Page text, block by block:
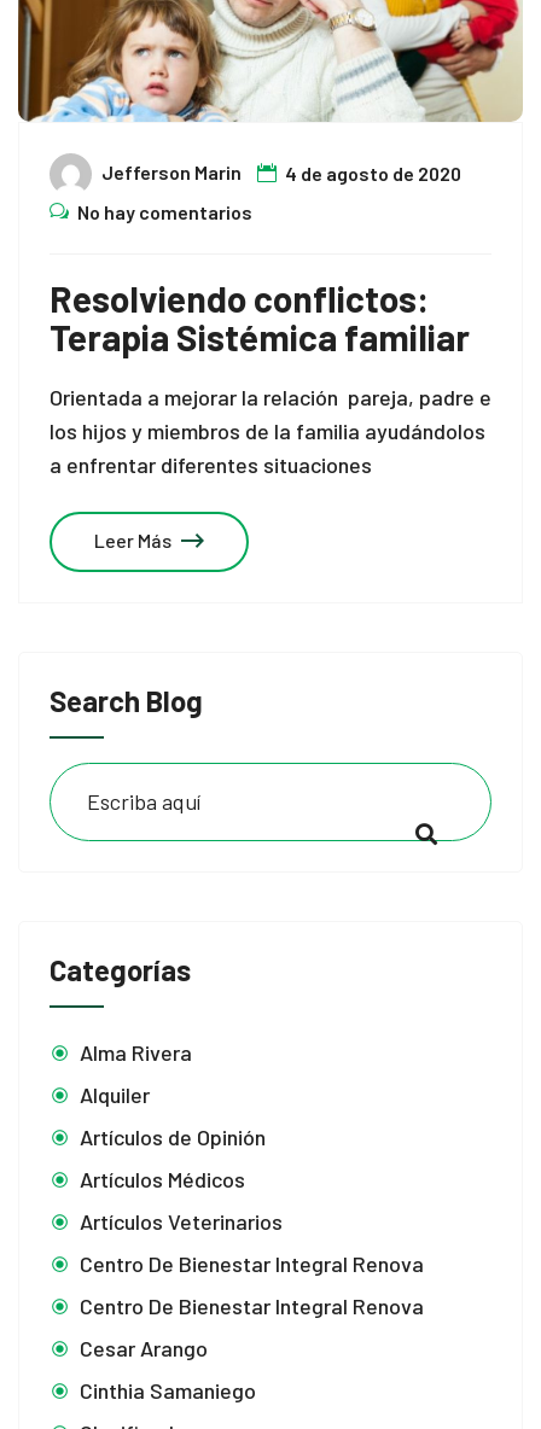
Search Blog
Categorías
Alma Rivera
Alquiler
Artículos de Opinión
Artículos Médicos
Artículos Veterinarios
Centro De Bienestar Integral Renova
Centro De Bienestar Integral Renova
Cesar Arango
Cinthia Samaniego
Jefferson Marin
4 de agosto de 2020
No hay comentarios
Resolviendo conflictos:
Terapia Sistémica familiar
Orientada a mejorar la relación pareja, padre e
los hijos y miembros de la familia ayudándolos
a enfrentar diferentes situaciones
Leer Más